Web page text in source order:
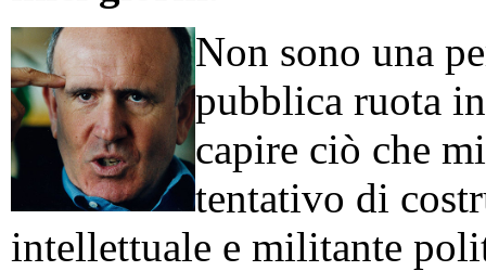
Non sono una
pubblica ruota
capire ciò che
tentativo di
intellettuale e militante